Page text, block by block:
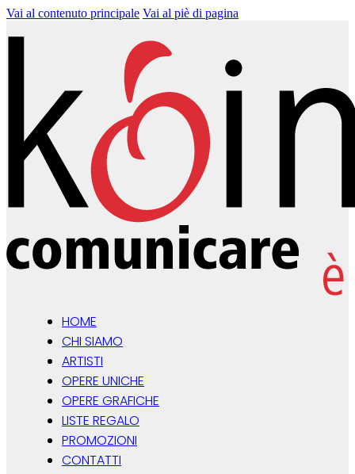
Vai al contenuto principale Vai al piè di pagina
HOME
CHI SIAMO
ARTISTI
OPERE UNICHE
OPERE GRAFICHE
LISTE REGALO
PROMOZIONI
CONTATTI